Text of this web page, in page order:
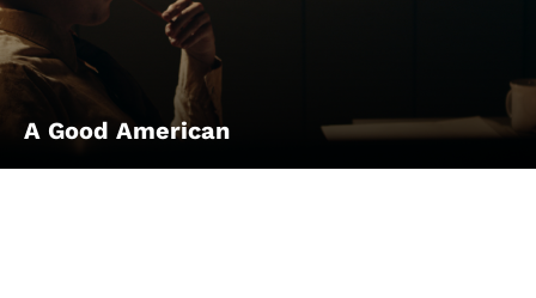
A Good American